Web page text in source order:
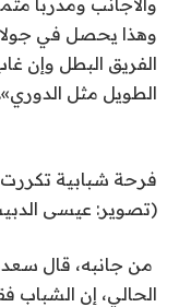
والأجانب ومدرباً
وهذا يحصل في
الفريق البطل وإن
الطويل مثل الدوري».
(تصوير: عيسى
من جانبه، قال
الحالي، إن الشباب